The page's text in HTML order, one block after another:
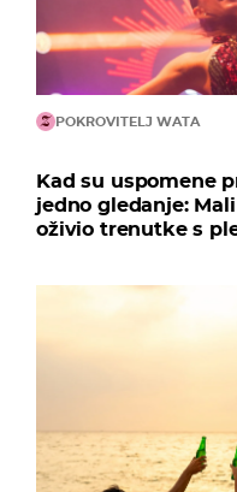
POKROVITELJ WATA
Kad su uspomene
jedno gledanje:
oživio trenutke s